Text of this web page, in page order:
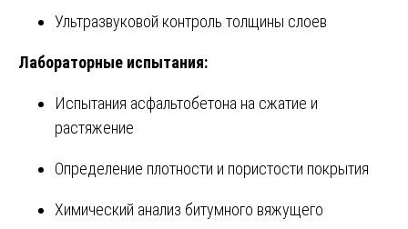
Ультразвуковой контроль толщины слоев
Лабораторные испытания:
Испытания асфальтобетона на сжатие и
растяжение
Определение плотности и пористости покрытия
Химический анализ битумного вяжущего